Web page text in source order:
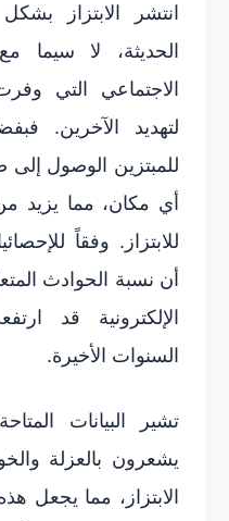
انتشر الابتزاز
الحديثة، لا سيما
الاجتماعي التي
لتهديد الآخرين.
للمبتزين الوصول
أي مكان، مما يزيد
للابتزاز. وفقاً
أن نسبة الحوادث
الإلكترونية قد
السنوات الأخيرة.
تشير البيانات
يشعرون بالعزلة
الابتزاز، مما يجعل